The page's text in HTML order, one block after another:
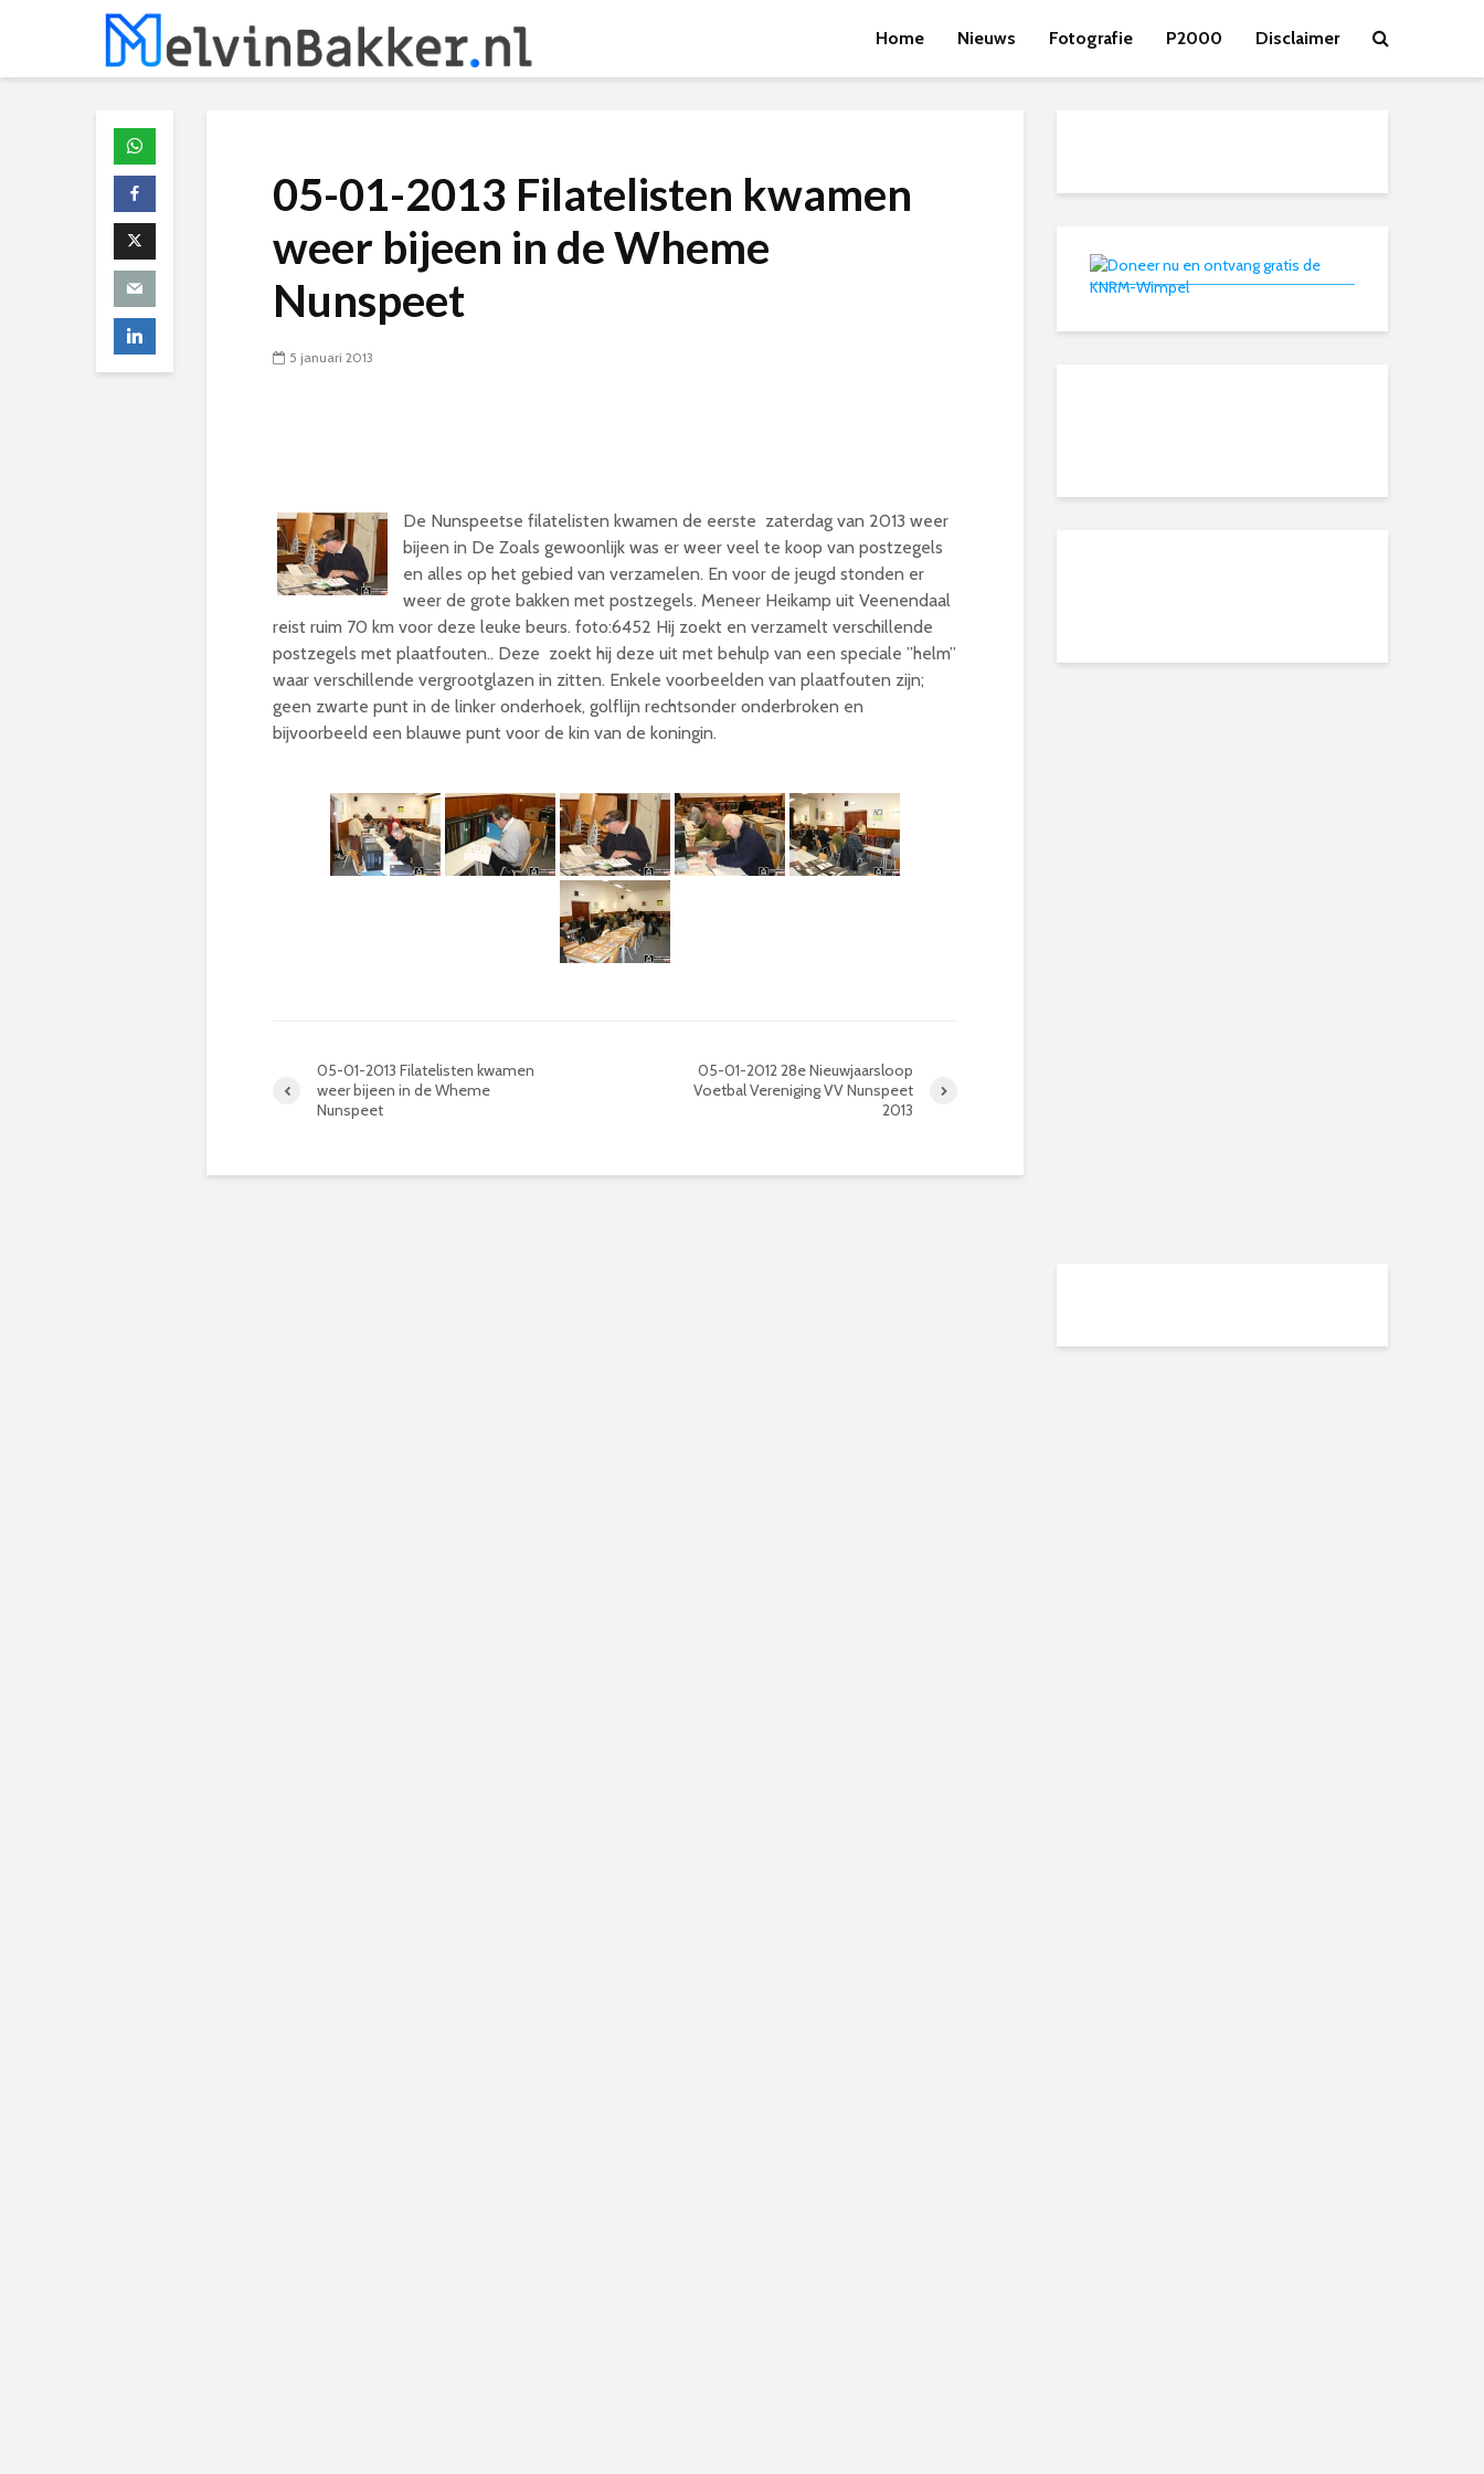
Home Nieuws Fotografie P2000 Disclaimer
05-01-2013 Filatelisten kwamen
weer bijeen in de Wheme
Nunspeet
5 januari 2013
De Nunspeetse filatelisten kwamen de eerste zaterdag van 2013 weer
bijeen in De Zoals gewoonlijk was er weer veel te koop van postzegels
en alles op het gebied van verzamelen. En voor de jeugd stonden er
weer de grote bakken met postzegels. Meneer Heikamp uit Veenendaal
reist ruim 70 km voor deze leuke beurs. foto:6452 Hij zoekt en verzamelt verschillende
postzegels met plaatfouten.. Deze zoekt hij deze uit met behulp van een speciale ”helm”
waar verschillende vergrootglazen in zitten. Enkele voorbeelden van plaatfouten zijn;
geen zwarte punt in de linker onderhoek, golflijn rechtsonder onderbroken en
bijvoorbeeld een blauwe punt voor de kin van de koningin.
05-01-2013 Filatelisten kwamen
weer bijeen in de Wheme
Nunspeet
05-01-2012 28e Nieuwjaarsloop
Voetbal Vereniging VV Nunspeet
2013